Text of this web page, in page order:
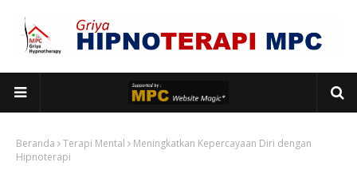
Beranda Terapi Mental
Meningkatkan Kepercayaan Diri dengan
Hipnoterapi